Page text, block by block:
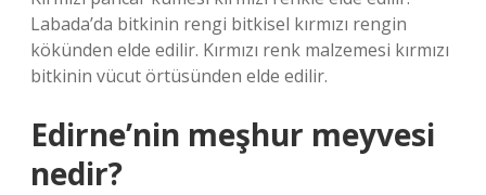
Labada’da bitkinin rengi bitkisel kırmızı rengin
kökünden elde edilir. Kırmızı renk malzemesi kırmızı
bitkinin vücut örtüsünden elde edilir.
Edirne’nin meşhur meyvesi
nedir?